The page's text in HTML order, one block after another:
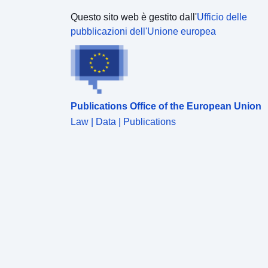
Questo sito web è gestito dall'Ufficio delle
pubblicazioni dell'Unione europea
Publications Office of the European Union
Law | Data | Publications